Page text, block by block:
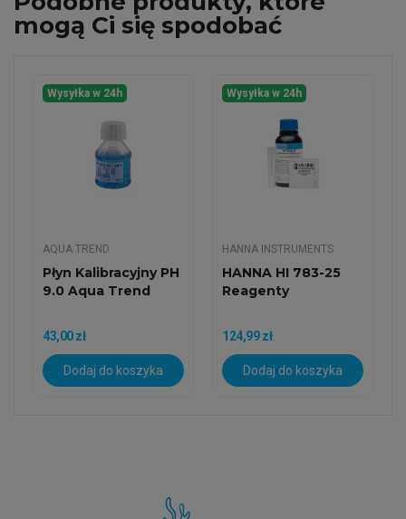
mogą Ci się spodobać
Wysyłka w 24h
AQUA TREND
Płyn Kalibracyjny PH
9.0 Aqua Trend
43,00 zł
Dodaj do koszyka
Wysyłka w 24h
HANNA INSTRUMENTS
HANNA HI 783-25
Reagenty
124,99 zł
Dodaj do koszyka